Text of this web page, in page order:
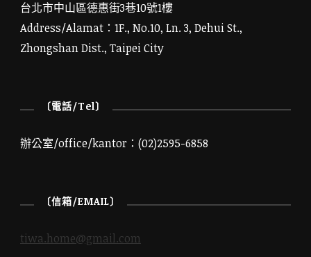
台北市中山區德惠街3巷10號1樓
Address/Alamat：1F., No.10, Ln. 3, Dehui St.,
Zhongshan Dist., Taipei City
〔電話/Tel〕
辦公室/office/kantor：(02)2595-6858
〔信箱/EMAIL〕
tiwa.home@gmail.com